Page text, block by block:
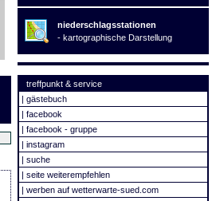
niederschlagsstationen
- kartographische Darstellung
treffpunkt & service
| gästebuch
| facebook
| facebook - gruppe
| instagram
| suche
| seite weiterempfehlen
| werben auf wetterwarte-sued.com